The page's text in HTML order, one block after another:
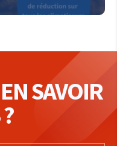
SAVOIR